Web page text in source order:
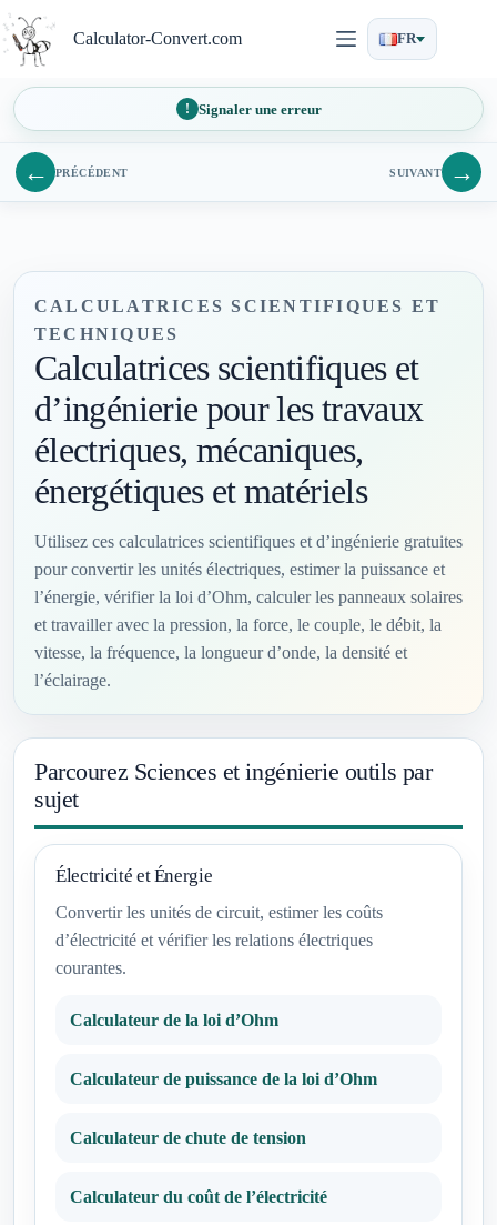
au
contenu
Calculator-Convert.com FR
Signaler une erreur
← PRÉCÉDENT SUIVANT →
CALCULATRICES SCIENTIFIQUES ET
TECHNIQUES
Calculatrices scientifiques et
d’ingénierie pour les travaux
électriques, mécaniques,
énergétiques et matériels
Utilisez ces calculatrices scientifiques et d’ingénierie gratuites
pour convertir les unités électriques, estimer la puissance et
l’énergie, vérifier la loi d’Ohm, calculer les panneaux solaires
et travailler avec la pression, la force, le couple, le débit, la
vitesse, la fréquence, la longueur d’onde, la densité et
l’éclairage.
Parcourez Sciences et ingénierie outils par
sujet
Électricité et Énergie
Convertir les unités de circuit, estimer les coûts
d’électricité et vérifier les relations électriques
courantes.
Calculateur de la loi d’Ohm
Calculateur de puissance de la loi d’Ohm
Calculateur de chute de tension
Calculateur du coût de l’électricité